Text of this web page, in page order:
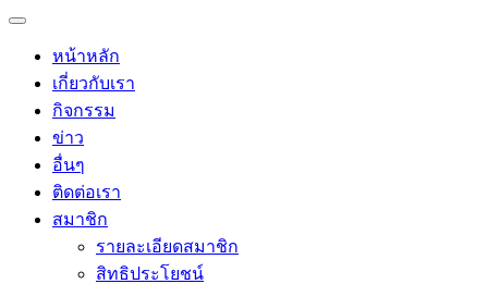
หน้าหลัก
เกี่ยวกับเรา
กิจกรรม
ข่าว
อื่นๆ
ติดต่อเรา
สมาชิก
รายละเอียดสมาชิก
สิทธิประโยชน์